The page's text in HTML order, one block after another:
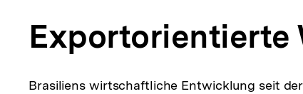
Exportorientierte
Brasiliens wirtschaftliche Entwicklung seit